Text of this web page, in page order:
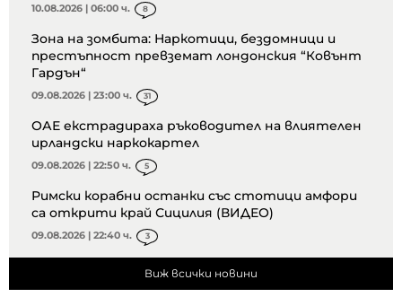
10.08.2026 | 06:00 ч. 8
Зона на зомбита: Наркотици, бездомници и
престъпност превземат лондонския “Ковънт
Гардън“
09.08.2026 | 23:00 ч. 31
ОАЕ екстрадираха ръководител на влиятелен
ирландски наркокартел
09.08.2026 | 22:50 ч. 5
Римски корабни останки със стотици амфори
са открити край Сицилия (ВИДЕО)
09.08.2026 | 22:40 ч. 3
Виж всички новини